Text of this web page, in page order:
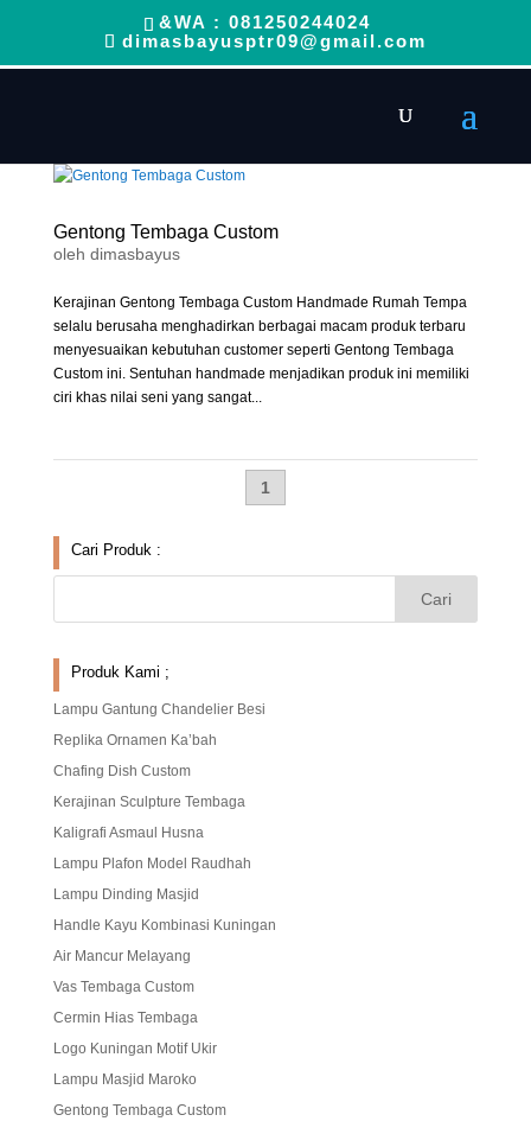
&WA : 081250244024
dimasbayusptr09@gmail.com
Gentong Tembaga Custom
oleh dimasbayus
Kerajinan Gentong Tembaga Custom Handmade Rumah Tempa
selalu berusaha menghadirkan berbagai macam produk terbaru
menyesuaikan kebutuhan customer seperti Gentong Tembaga
Custom ini. Sentuhan handmade menjadikan produk ini memiliki
ciri khas nilai seni yang sangat...
1
Cari Produk :
Produk Kami ;
Lampu Gantung Chandelier Besi
Replika Ornamen Ka’bah
Chafing Dish Custom
Kerajinan Sculpture Tembaga
Kaligrafi Asmaul Husna
Lampu Plafon Model Raudhah
Lampu Dinding Masjid
Handle Kayu Kombinasi Kuningan
Air Mancur Melayang
Vas Tembaga Custom
Cermin Hias Tembaga
Logo Kuningan Motif Ukir
Lampu Masjid Maroko
Gentong Tembaga Custom